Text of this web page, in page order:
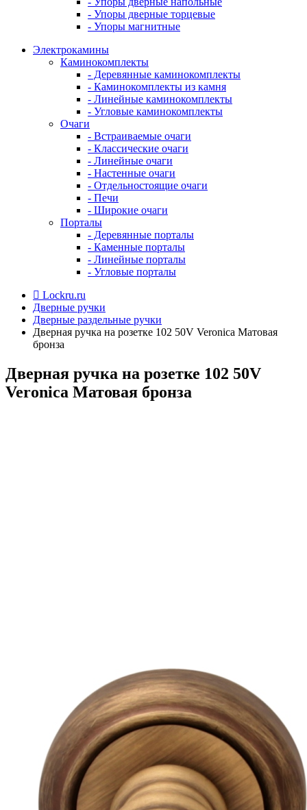
- Упоры дверные торцевые
- Упоры магнитные
Электрокамины
Каминокомплекты
- Деревянные каминокомплекты
- Каминокомплекты из камня
- Линейные каминокомплекты
- Угловые каминокомплекты
Очаги
- Встраиваемые очаги
- Классические очаги
- Линейные очаги
- Настенные очаги
- Отдельностоящие очаги
- Печи
- Широкие очаги
Порталы
- Деревянные порталы
- Каменные порталы
- Линейные порталы
- Угловые порталы
Lockru.ru
Дверные ручки
Дверные раздельные ручки
Дверная ручка на розетке 102 50V Veronica Матовая
бронза
Дверная ручка на розетке 102 50V
Veronica Матовая бронза